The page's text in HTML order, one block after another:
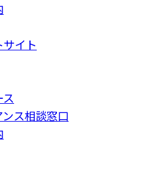
サイト
ス相談窓⼝